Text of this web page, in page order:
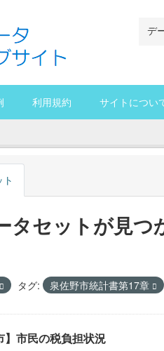
利用規約 サイトについ
タセットが見つ
タグ: 泉佐野市統計書第17章
】市民の税負担状況